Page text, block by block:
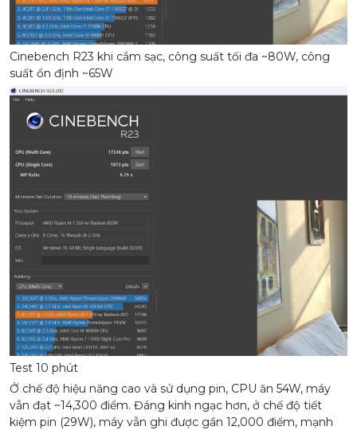
Cinebench R23 khi cắm sạc, công suất tối đa ~80W, công
suất ổn định ~65W
Test 10 phút
Ở chế độ hiệu năng cao và sử dụng pin, CPU ăn 54W, máy
vẫn đạt ~14,300 điểm. Đáng kinh ngạc hơn, ở chế độ tiết
kiệm pin (29W), máy vẫn ghi được gần 12,000 điểm, mạnh